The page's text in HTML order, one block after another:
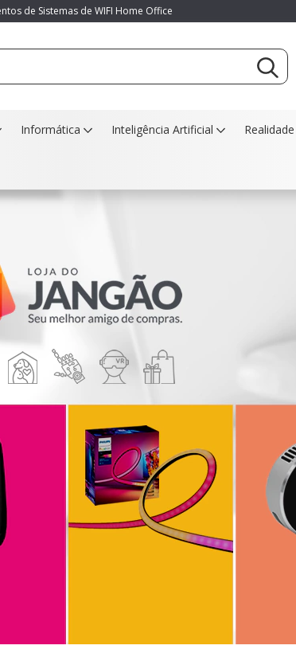
de Sistemas de WIFI Home Office
Informática Inteligência Artificial